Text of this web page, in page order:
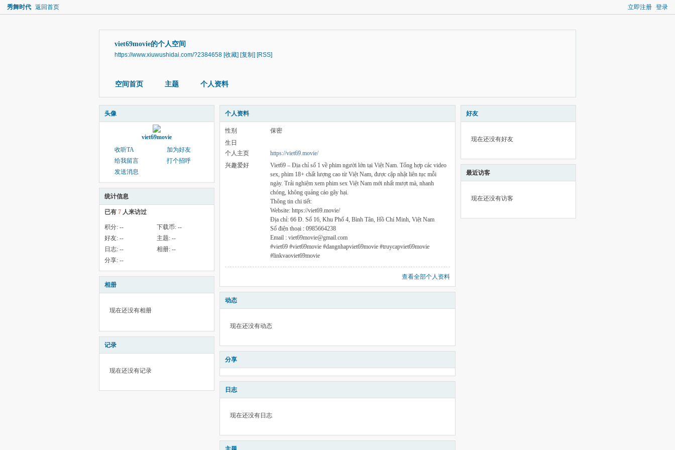
立即注册 登录
秀舞时代 返回首页
viet69movie的个人空间
https://www.xiuwushidai.com/?2384658 [收藏] [复制] [RSS]
空间首页 主题 个人资料
头像
viet69movie
收听TA
加为好友
给我留言
打个招呼
发送消息
统计信息
已有 7 人来访过
积分: -- 下载币: --
好友: -- 主题: --
日志: -- 相册: --
分享: --
相册
现在还没有相册
记录
现在还没有记录
个人资料
性别
保密
生日
个人主页
https://viet69.movie/
兴趣爱好
Viet69 – Địa chỉ số 1 về phim người lớn tại Việt Nam. Tổng hợp các video
sex, phim 18+ chất lượng cao từ Việt Nam, được cập nhật liên tục mỗi
ngày. Trải nghiệm xem phim sex Việt Nam mới nhất mượt mà, nhanh
chóng, không quảng cáo gây hại.
Thông tin chi tiết:
Website: https://viet69.movie/
Địa chỉ: 66 Đ. Số 16, Khu Phố 4, Bình Tân, Hồ Chí Minh, Việt Nam
Số điện thoại : 0985664238
Email : viet69movie@gmail.com
#viet69 #viet69movie #dangnhapviet69movie #truycapviet69movie
#linkvaoviet69movie
查看全部个人资料
动态
现在还没有动态
分享
日志
现在还没有日志
好友
现在还没有好友
最近访客
现在还没有访客